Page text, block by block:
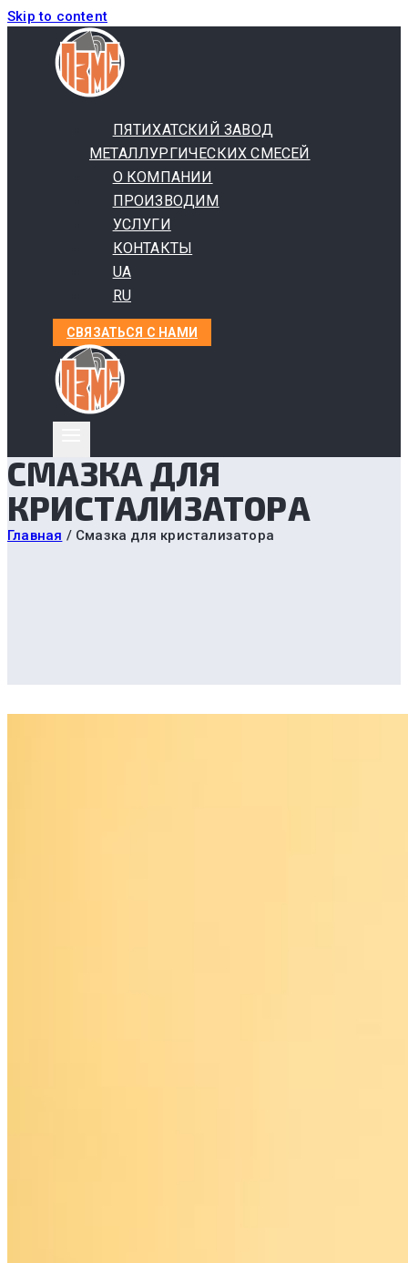
Skip to content
ПЯТИХАТСКИЙ ЗАВОД
МЕТАЛЛУРГИЧЕСКИХ СМЕСЕЙ
О КОМПАНИИ
ПРОИЗВОДИМ
УСЛУГИ
КОНТАКТЫ
UA
RU
СВЯЗАТЬСЯ С НАМИ
СМАЗКА ДЛЯ
КРИСТАЛИЗАТОРА
Главная / Смазка для кристализатора